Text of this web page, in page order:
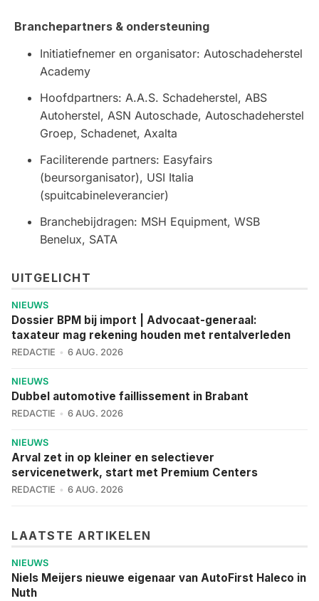
Branchepartners & ondersteuning
Initiatiefnemer en organisator: Autoschadeherstel
Academy
Hoofdpartners: A.A.S. Schadeherstel, ABS
Autoherstel, ASN Autoschade, Autoschadeherstel
Groep, Schadenet, Axalta
Faciliterende partners: Easyfairs
(beursorganisator), USI Italia
(spuitcabineleverancier)
Branchebijdragen: MSH Equipment, WSB
Benelux, SATA
UITGELICHT
NIEUWS
Dossier BPM bij import | Advocaat-generaal:
taxateur mag rekening houden met rentalverleden
REDACTIE 6 AUG. 2026
NIEUWS
Dubbel automotive faillissement in Brabant
REDACTIE 6 AUG. 2026
NIEUWS
Arval zet in op kleiner en selectiever
servicenetwerk, start met Premium Centers
REDACTIE 6 AUG. 2026
LAATSTE ARTIKELEN
NIEUWS
Niels Meijers nieuwe eigenaar van AutoFirst Haleco in
Nuth